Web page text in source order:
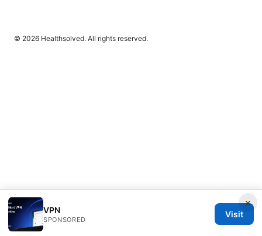
×
VPN
SPONSORED
Visit
© 2026 Healthsolved. All rights reserved.